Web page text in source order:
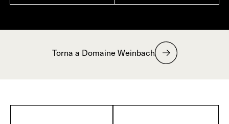
Torna a Domaine Weinbach